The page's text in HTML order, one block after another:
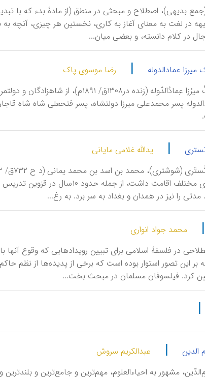
بدیهی)، اصطلاح و مبحثی در منطق (از مادۀ بدء که با
در لغت به معنای آغاز به کاری، نخستین هر چیزی، آنچه به
در کلام دانسته، و بعضی میان...
میرزا عمادالدوله |
رضا موسوی پاک
بَدیعُ‌الْمُلْکْ میرْزا عِمادُالدّوله (زنده
پسر محمدعلی میرزا دولتشاه، پسر فتحعلی شاه شاه
|
یدالله غلامی مایانی
مدتی را نیز در همدان و بغداد به سر برد. به رغ...
|
محمد جواد انواری
در فلسفۀ اسلامی برای تبیین رویدادهایی که وقوع
بر این تصور استوار بوده است که برخی از پدیده‌ها از نظم
کرد. فیلسوفان مسلمان در مبحث بخت...
|
الدین |
عبدالکریم سروش